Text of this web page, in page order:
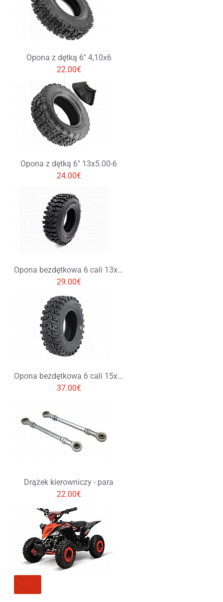
Opona z dętką 6'' 4,10x6
22.00€
Opona z dętką 6'' 13x5.00-6
24.00€
Opona bezdętkowa 6 cali 13x4.1-6
29.00€
Opona bezdętkowa 6 cali 15x5.00-6
37.00€
Drążek kierowniczy - para
22.00€